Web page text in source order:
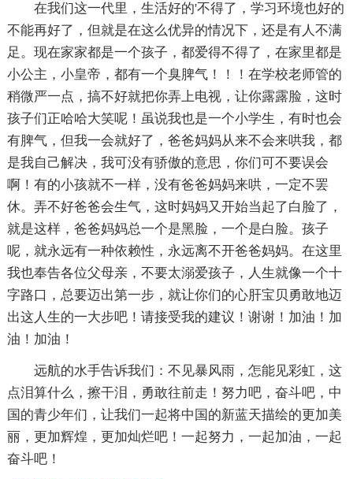
在我们这一代里，生活好的'不得了，学习环境也好的
不能再好了，但就是在这么优异的情况下，还是有人不满
足。现在家家都是一个孩子，都爱得不得了，在家里都是
小公主，小皇帝，都有一个臭脾气！！！在学校老师管的
稍微严一点，搞不好就把你弄上电视，让你露露脸，这时
孩子们正哈哈大笑呢！虽说我也是一个小学生，有时也会
有脾气，但我一会就好了，爸爸妈妈从来不会来哄我，都
是我自己解决，我可没有骄傲的意思，你们可不要误会
啊！有的小孩就不一样，没有爸爸妈妈来哄，一定不罢
休。弄不好爸爸会生气，这时妈妈又开始当起了白脸了，
就是这样，爸爸妈妈总一个是黑脸，一个是白脸。孩子
呢，就永远有一种依赖性，永远离不开爸爸妈妈。在这里
我也奉告各位父母亲，不要太溺爱孩子，人生就像一个十
字路口，总要迈出第一步，就让你们的心肝宝贝勇敢地迈
出这人生的一大步吧！请接受我的建议！谢谢！加油！加
油！加油！
远航的水手告诉我们：不见暴风雨，怎能见彩虹，这
点泪算什么，擦干泪，勇敢往前走！努力吧，奋斗吧，中
国的青少年们，让我们一起将中国的新蓝天描绘的更加美
丽，更加辉煌，更加灿烂吧！一起努力，一起加油，一起
奋斗吧！